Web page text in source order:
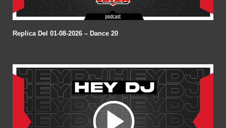
Replica Del 01-08-2026 – Dance 20